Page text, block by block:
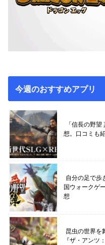
今週のおすすめアプリ
「信長の野
想。口コミも
自分の足で歩
国ウォークゲ
想
昆虫の世界を
『ザ・アンツ